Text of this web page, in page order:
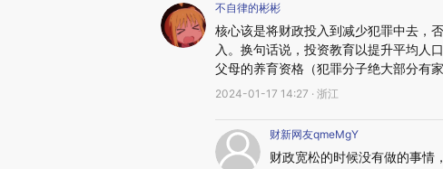
不自律的彬彬
核心该是将财政投入到减少犯罪中去，
入。换句话说，投资教育以提升平均人
父母的养育资格（犯罪分子绝大部分有家
2024-01-17 14:27 · 浙江
财新网友qmeMgY
财政宽松的时候没有做的事情